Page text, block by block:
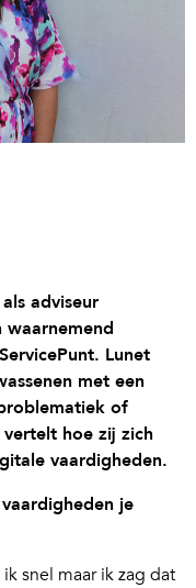
adviseur
Lunet
met een
of
hoe zij zich
vaardigheden.
je
snel maar ik zag dat